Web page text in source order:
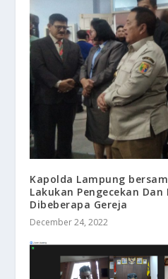
Kapolda Lampung
Lakukan Pengecekan Dan
Dibeberapa Gereja
December 24, 2022